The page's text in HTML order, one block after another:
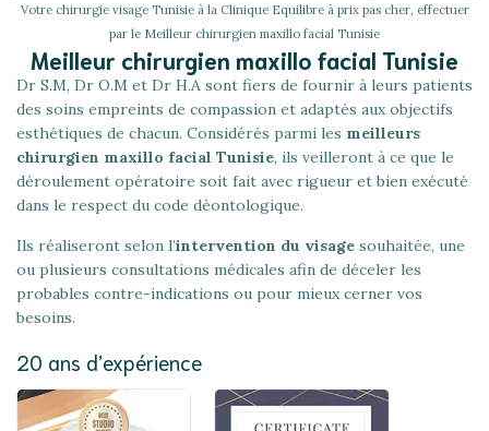
Votre chirurgie visage Tunisie à la Clinique Equilibre à prix pas cher, effectuer
par le Meilleur chirurgien maxillo facial Tunisie
Meilleur chirurgien maxillo facial Tunisie
Dr S.M, Dr O.M et Dr H.A sont fiers de fournir à leurs patients
des soins empreints de compassion et adaptés aux objectifs
esthétiques de chacun. Considérés parmi les meilleurs
chirurgien maxillo facial Tunisie, ils veilleront à ce que le
déroulement opératoire soit fait avec rigueur et bien exécuté
dans le respect du code déontologique.
Ils réaliseront selon l’intervention du visage souhaitée, une
ou plusieurs consultations médicales afin de déceler les
probables contre-indications ou pour mieux cerner vos
besoins.
20 ans d’expérience